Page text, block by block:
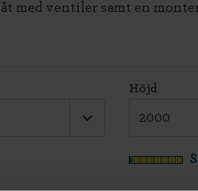
med ventiler samt en
Höjd